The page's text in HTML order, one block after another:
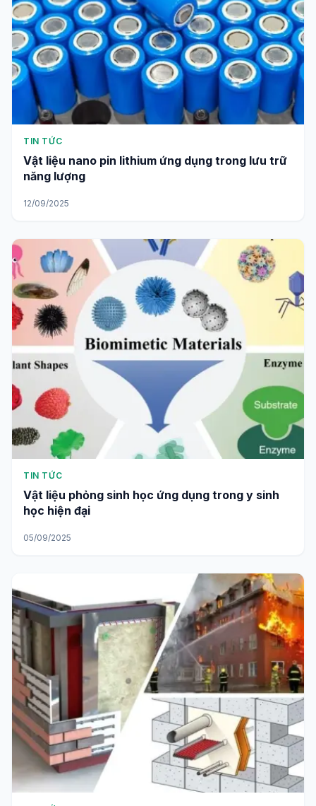
TIN TỨC
Vật liệu nano pin lithium ứng dụng trong lưu trữ
năng lượng
12/09/2025
TIN TỨC
Vật liệu phỏng sinh học ứng dụng trong y sinh
học hiện đại
05/09/2025